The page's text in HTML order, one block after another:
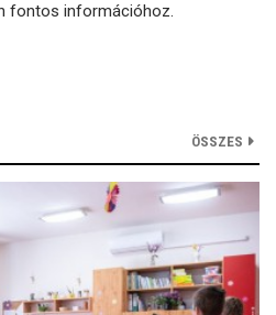
fontos információhoz.
ÖSSZES